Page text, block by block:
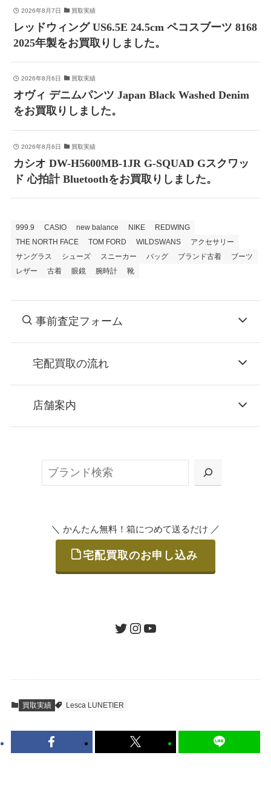
2026年8月7日 買取実績
レッドウィング US6.5E 24.5cm ペコスブーツ 8168
2025年製をお買取りしました。
2026年8月6日 買取実績
オヴィ デニムパンツ Japan Black Washed Denim
をお買取りしました。
2026年8月6日 買取実績
カシオ DW-H5600MB-1JR G-SQUAD Gスクワッ
ド 心拍計 Bluetoothをお買取りしました。
999.9 CASIO new balance NIKE
REDWING
THE NORTH FACE
TOM FORD WILDSWANS
アクセサリー
サングラス
シューズ スニーカー バッグ ブランド古着
ブーツ
レザー
古着 眼鏡 腕時計 靴
事前査定フォーム
宅配買取の流れ
お申込み
または梱包材不要の「集荷申込」からお選び
ご発送
査定結果のご承認 / 入金
到着即日に査定いたします。買取金額にご納
得いただければ、最短即日の入金が可能で
店舗案内
＼ かんたん無料！箱につめて送るだけ ／
宅配買取のお申し込み
ツイッターインスタグラムユーチューブ
買取実績 Lesca LUNETIER